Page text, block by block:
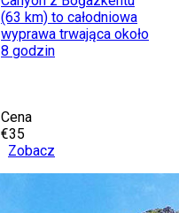
(63 km) to całodniowa
wyprawa trwająca około
8 godzin
Cena
€35
Zobacz